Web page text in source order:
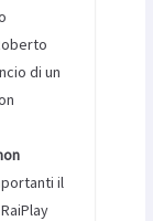
di un
il